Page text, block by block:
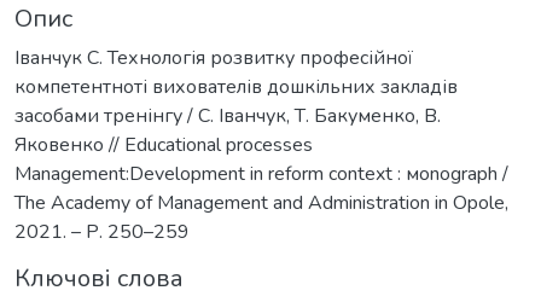
Опис
Іванчук С. Технологія розвитку професійної
компетентноті вихователів дошкільних закладів
засобами тренінгу / С. Іванчук, Т. Бакуменко, В.
Яковенко // Educational processes
Management:Development in reform context : мonograph /
The Academy of Management and Administration in Opole,
2021. – Р. 250–259
Ключові слова